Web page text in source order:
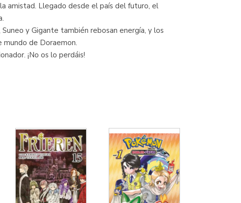
amistad. Llegado desde el país del futuro, el
y Gigante también rebosan energía, y los
de Doraemon.
¡No os lo perdáis!